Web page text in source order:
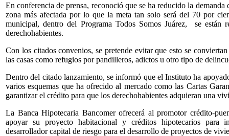
En conferencia de prensa, reconoció que se ha reducido la
zona más afectada por lo que la meta tan solo será del 70 por
municipal, dentro del Programa Todos Somos Juárez, se están
derechohabientes.
Con los citados convenios, se pretende evitar que esto se
las casas como refugios por pandilleros, adictos u otro tipo de
Dentro del citado lanzamiento, se informó que el Instituto ha
varios esquemas que ha ofrecido al mercado como las Cartas
garantizar el crédito para que los derechohabientes adquieran una
La Banca Hipotecaria Bancomer ofrecerá al promotor crédito-
apoyar su proyecto habitacional y créditos hipotecarios
desarrollador capital de riesgo para el desarrollo de proyectos de